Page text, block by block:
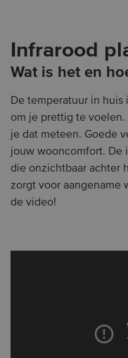
Infrarood
Wat is het en
De temperatuur in huis
om je prettig te voelen.
je dat meteen. Goede
jouw wooncomfort. De
die onzichtbaar achter
zorgt voor aangename
de video!